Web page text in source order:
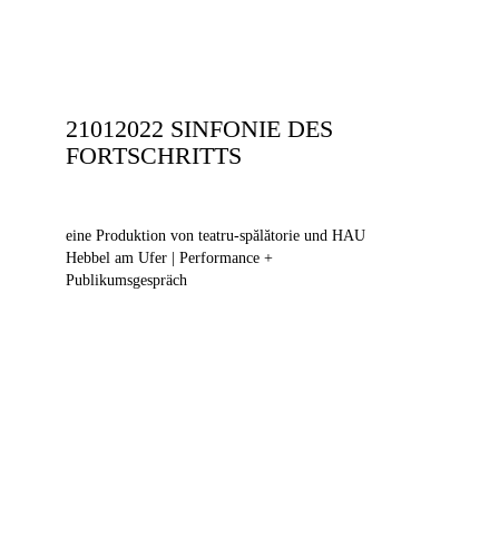
21012022 SINFONIE DES
FORTSCHRITTS
eine Produktion von teatru-spălătorie und HAU
Hebbel am Ufer | Performance +
Publikumsgespräch